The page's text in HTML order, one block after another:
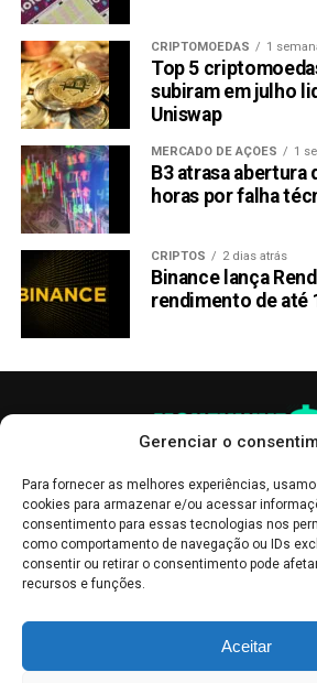
Gerenciar o
Para fornecer as melhores experiências,
cookies para armazenar e/ou acessar
consentimento para essas tecnologias nos
como comportamento de navegação ou IDs
consentir ou retirar o consentimento pode
recursos e funções.
Aceitar
CRIPTOMOEDAS 1
Top 5
subiram em julho
Uniswap
MERCADO DE AÇÕES 1
B3 atrasa abertura
horas por falha
CRIPTOS 2 dias atrás
Binance lança
rendimento de até
informativo, servindo como boletins de
interpretadas como recomendações de